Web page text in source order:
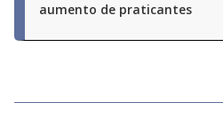
aumento de praticantes